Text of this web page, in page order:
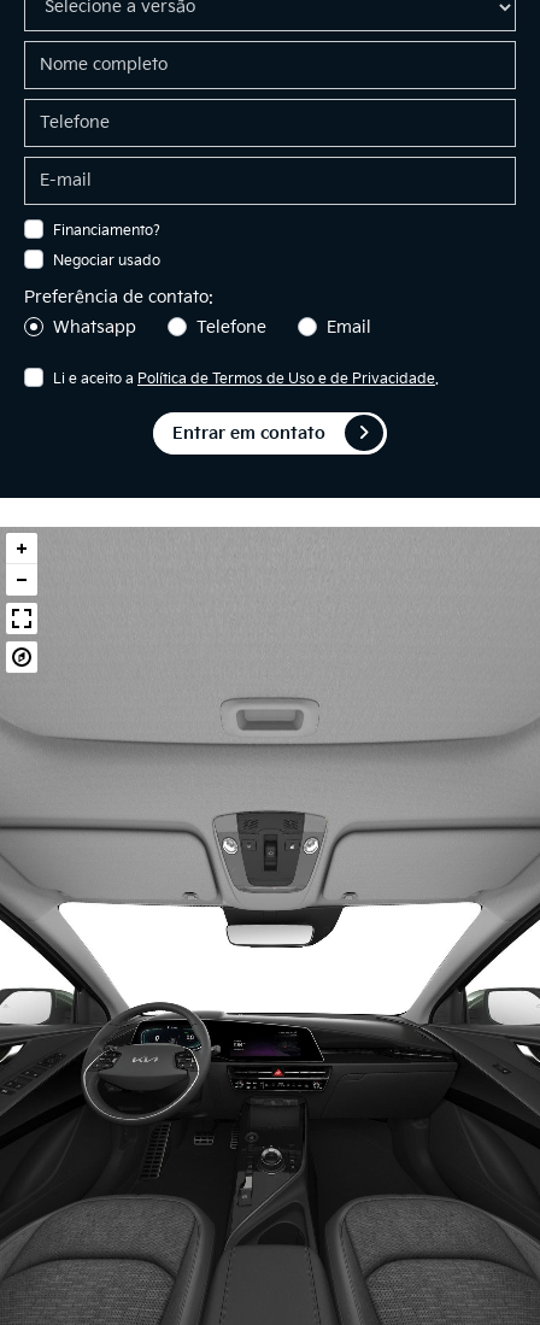
Financiamento?
Negociar usado
Preferência de contato:
Whatsapp
Telefone Email
Li e aceito a Política de Termos de Uso e de Privacidade.
Entrar em contato